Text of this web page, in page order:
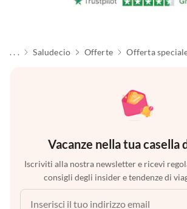
. . . Saludecio Offerte Offerta
Vacanze nella tua casella
Iscriviti alla nostra newsletter e ricevi
consigli degli insider e tendenze di